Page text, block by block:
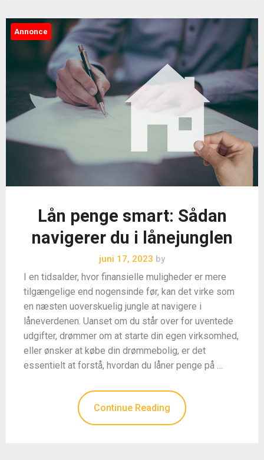
Annonce
Lån penge smart: Sådan
navigerer du i lånejunglen
juni 17, 2023 by
I en tidsalder, hvor finansielle muligheder er mere
tilgængelige end nogensinde før, kan det virke som
en næsten uoverskuelig jungle at navigere i
låneverdenen. Uanset om du står over for uventede
udgifter, drømmer om at starte din egen virksomhed,
eller ønsker at købe din drømmebolig, er det
essentielt at forstå, hvordan du låner penge på …
Continue Reading